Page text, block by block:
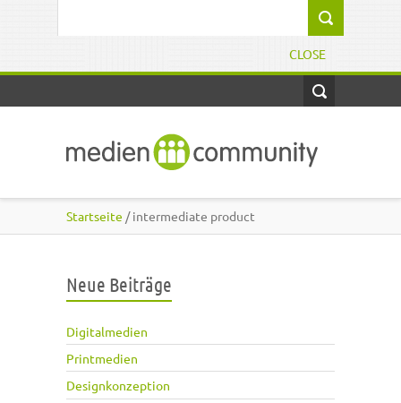
CLOSE
Startseite / intermediate product
Neue Beiträge
Digitalmedien
Printmedien
Designkonzeption